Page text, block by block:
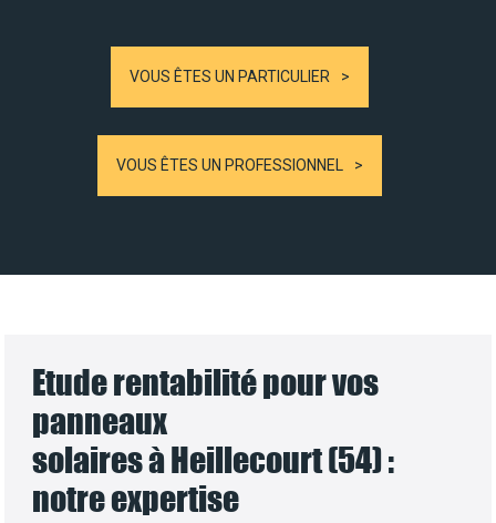
VOUS ÊTES UN PARTICULIER
VOUS ÊTES UN PROFESSIONNEL
Etude rentabilité pour vos
panneaux
solaires à Heillecourt (54) :
notre expertise